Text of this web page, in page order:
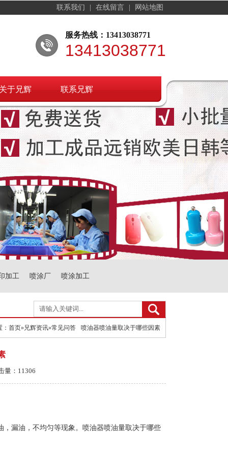
联系我们 在线留言 网站地图
服务热线：13413038771
13413038771
关于兄辉 联系兄辉
加工 喷涂厂 喷涂加工
首页»兄辉资讯»常见问答 喷油器喷油量取决于哪些因素
量：11306
漏油，不均匀等现象。喷油器喷油量取决于哪些